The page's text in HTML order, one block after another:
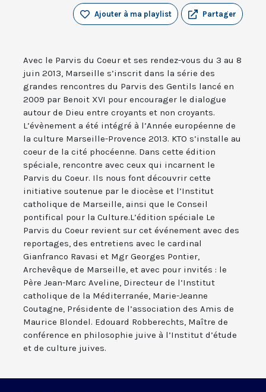
Partager
Ajouter à ma playlist
Avec le Parvis du Coeur et ses rendez-vous du 3 au 8
juin 2013, Marseille s’inscrit dans la série des
grandes rencontres du Parvis des Gentils lancé en
2009 par Benoit XVI pour encourager le dialogue
autour de Dieu entre croyants et non croyants.
L’évènement a été intégré à l’Année européenne de
la culture Marseille-Provence 2013. KTO s’installe au
coeur de la cité phocéenne. Dans cette édition
spéciale, rencontre avec ceux qui incarnent le
Parvis du Coeur. Ils nous font découvrir cette
initiative soutenue par le diocèse et l’Institut
catholique de Marseille, ainsi que le Conseil
pontifical pour la Culture.L’édition spéciale Le
Parvis du Coeur revient sur cet événement avec des
reportages, des entretiens avec le cardinal
Gianfranco Ravasi et Mgr Georges Pontier,
Archevêque de Marseille, et avec pour invités : le
Père Jean-Marc Aveline, Directeur de l’Institut
catholique de la Méditerranée, Marie-Jeanne
Coutagne, Présidente de l’association des Amis de
Maurice Blondel. Edouard Robberechts, Maître de
conférence en philosophie juive à l’Institut d’étude
et de culture juives.